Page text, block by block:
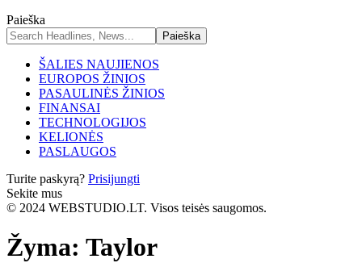
Paieška
ŠALIES NAUJIENOS
EUROPOS ŽINIOS
PASAULINĖS ŽINIOS
FINANSAI
TECHNOLOGIJOS
KELIONĖS
PASLAUGOS
Turite paskyrą? Prisijungti
Sekite mus
© 2024 WEBSTUDIO.LT. Visos teisės saugomos.
Žyma: Taylor